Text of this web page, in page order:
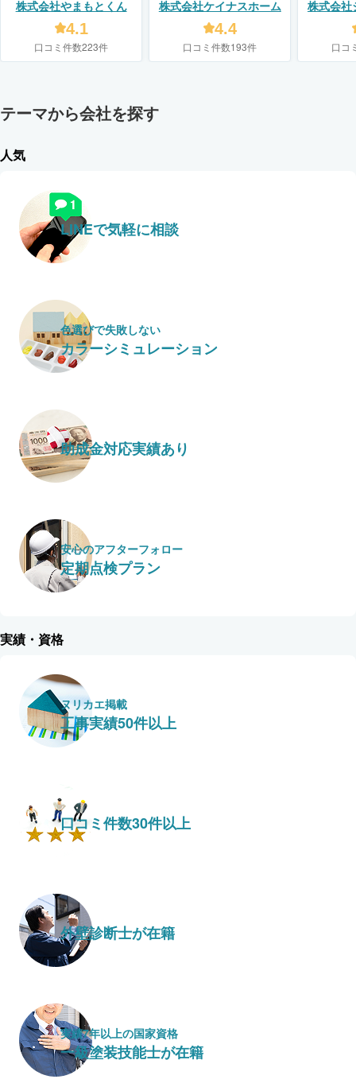
株式会社やまもとくん
4.1
口コミ件数223件
株式会社ケイナスホーム
4.4
口コミ件数193件
株式会社
口コ
テーマから会社を探す
人気
LINEで気軽に相談
色選びで失敗しない
カラーシミュレーション
助成金対応実績あり
安心のアフターフォロー
定期点検プラン
実績・資格
ヌリカエ掲載
工事実績50件以上
口コミ件数30件以上
外壁診断士が在籍
実績7年以上の国家資格
一級塗装技能士が在籍